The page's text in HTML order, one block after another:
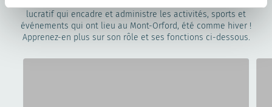
lucratif qui encadre et administre les activités, sports et
événements qui ont lieu au Mont-Orford, été comme hiver !
Apprenez-en plus sur son rôle et ses fonctions ci-dessous.